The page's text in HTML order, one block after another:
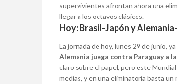
supervivientes afrontan ahora una
llegar a los octavos clásicos.
Hoy: Brasil-Japón y
La jornada de hoy, lunes 29 de junio,
Alemania juega contra Paraguay a
claro sobre el papel, pero este
medias, y en una eliminatoria basta un